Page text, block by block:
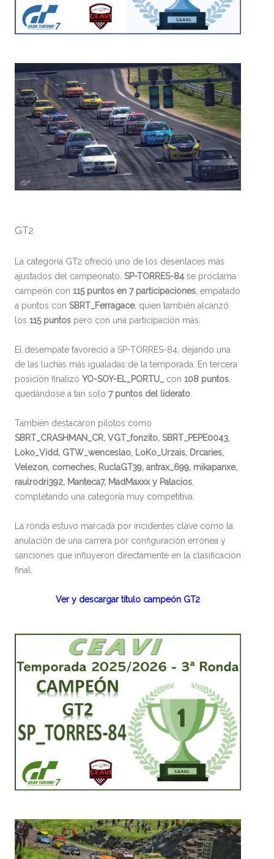
GT2
La categoría GT2 ofreció uno de los desenlaces más
ajustados del campeonato. SP-TORRES-84 se proclama
campeón con 115 puntos en 7 participaciones , empatado
a puntos con SBRT_Ferragace, quien también alcanzó
los 115 puntos pero con una participación más.
El desempate favoreció a SP-TORRES-84, dejando una
de las luchas más igualadas de la temporada. En tercera
posición finalizó YO-SOY-EL_PORTU_ con 108 puntos
quedándose a tan solo 7 puntos del liderato
También destacaron pilotos como
SBRT_CRASHMAN_CR, VGT_fonzito, SBRT_PEPE0043,
Loko_Vidd, GTW_wenceslao, LoKo_Urzais, Drcaries,
Velezon, comeches, RuclaGT39, antrax_699, mikapanxe,
raulrodri392, Manteca7, MadMaxxx y Palacios
completando una categoría muy competitiva.
La ronda estuvo marcada por incidentes clave como la
anulación de una carrera por configuración errónea y
sanciones que influyeron directamente en la clasificación
final.
Ver y descargar título campeón GT2